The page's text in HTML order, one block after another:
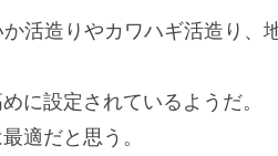
活造りやカワハギ活造り
に設定されているようだ。
適だと思う。